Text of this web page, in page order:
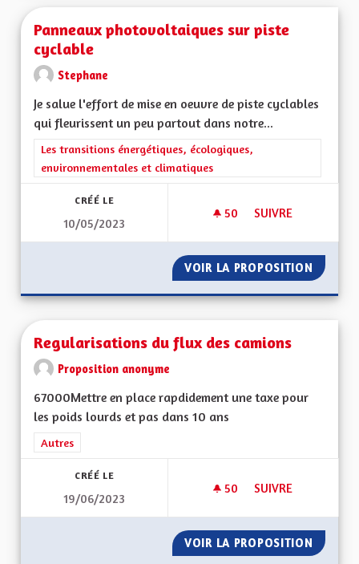
Panneaux photovoltaiques sur piste
cyclable
Stephane
Je salue l'effort de mise en oeuvre de piste cyclables
qui fleurissent un peu partout dans notre...
Filtrer les résultats de la catégorie : Les transitions
Les transitions énergétiques, écologiques,
environnementales et climatiques
CRÉÉ LE
10/05/2023
50 50 ABONNÉS
SUIVRE
VOIR LA PROPOSITION
Regularisations du flux des camions
Proposition anonyme
67000Mettre en place rapdidement une taxe pour
les poids lourds et pas dans 10 ans
Filtrer les résultats de la catégorie : Autres
Autres
CRÉÉ LE
19/06/2023
50 50 ABONNÉS
SUIVRE
VOIR LA PROPOSITION